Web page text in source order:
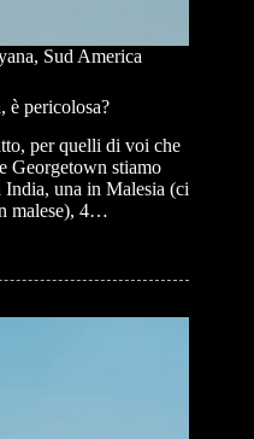
, Sud America
è pericolosa?
per quelli di voi che
Georgetown stiamo
una in Malesia (ci
malese), 4…